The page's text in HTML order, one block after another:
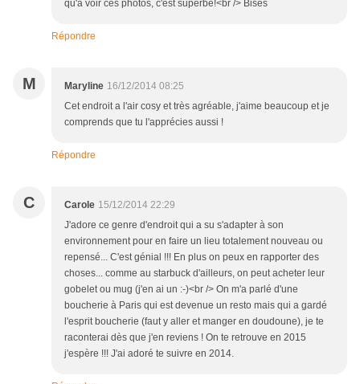
qu'à voir ces photos, c'est superbe!<br /> Bises
Répondre
M Maryline 16/12/2014 08:25
Cet endroit a l'air cosy et très agréable, j'aime beaucoup et je
comprends que tu l'apprécies aussi !
Répondre
C Carole 15/12/2014 22:29
J'adore ce genre d'endroit qui a su s'adapter à son
environnement pour en faire un lieu totalement nouveau ou
repensé... C'est génial !!! En plus on peux en rapporter des
choses... comme au starbuck d'ailleurs, on peut acheter leur
gobelet ou mug (j'en ai un :-)<br /> On m'a parlé d'une
boucherie à Paris qui est devenue un resto mais qui a gardé
l'esprit boucherie (faut y aller et manger en doudoune), je te
raconterai dès que j'en reviens ! On te retrouve en 2015
j'espère !!! J'ai adoré te suivre en 2014.